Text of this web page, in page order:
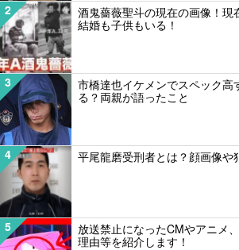
2
酒鬼薔薇聖斗の現在の画像！現
結婚も子供もいる！
3
市橋達也イケメンでスペック高
る？両親が語ったこと
4 平尾龍磨受刑者とは？顔画像や
5
放送禁止になったCMやアニメ
理由等を紹介します！